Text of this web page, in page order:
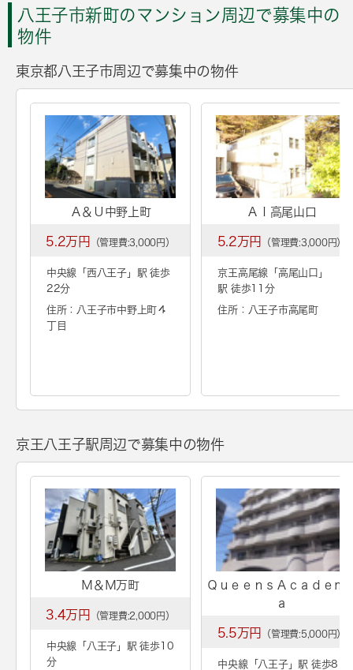
八王子市新町のマンション周辺で募集中の
物件
東京都八王子市周辺で募集中の物件
Ａ＆Ｕ中野上町
5.2万円 （管理費:3,000円）
中央線「 西八王子」駅 徒歩
22分
住所：八王子市中野上町４
丁目
ＡＩ高尾山口
5.2万円 （管理費:3,000円）
京王高尾線「 高尾山口 」
駅 徒歩11分
住所：八王子市高尾町
京王八王子駅周辺で募集中の物件
Ｍ＆Ｍ万町
3.4万円 （管理費:2,000円）
中央線「 八王子 」駅 徒歩10
分
ＱｕｅｅｎｓＡｃａｄｅｍ
ａ
5.5万円 （管理費:5,000円）
中央線「 八王子」駅 徒歩8